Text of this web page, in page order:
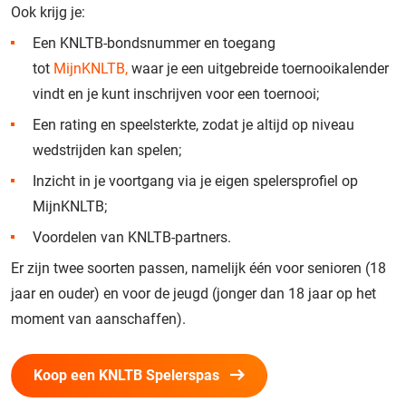
Ook krijg je:
Een KNLTB-bondsnummer en toegang
tot MijnKNLTB, waar je een uitgebreide toernooikalender
vindt en je kunt inschrijven voor een toernooi;
Een rating en speelsterkte, zodat je altijd op niveau
wedstrijden kan spelen;
Inzicht in je voortgang via je eigen spelersprofiel op
MijnKNLTB;
Voordelen van KNLTB-partners.
Er zijn twee soorten passen, namelijk één voor senioren (18
jaar en ouder) en voor de jeugd (jonger dan 18 jaar op het
moment van aanschaffen).
Koop een KNLTB Spelerspas